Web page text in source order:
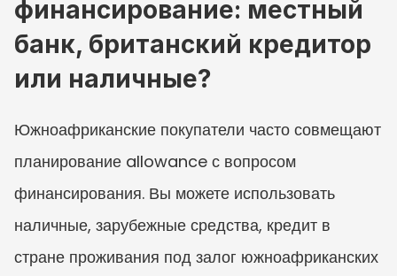
финансирование: местный
банк, британский кредитор
или наличные?
Южноафриканские покупатели часто совмещают
планирование allowance с вопросом
финансирования. Вы можете использовать
наличные, зарубежные средства, кредит в
стране проживания под залог южноафриканских